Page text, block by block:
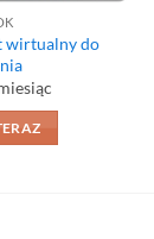
wirtualny do